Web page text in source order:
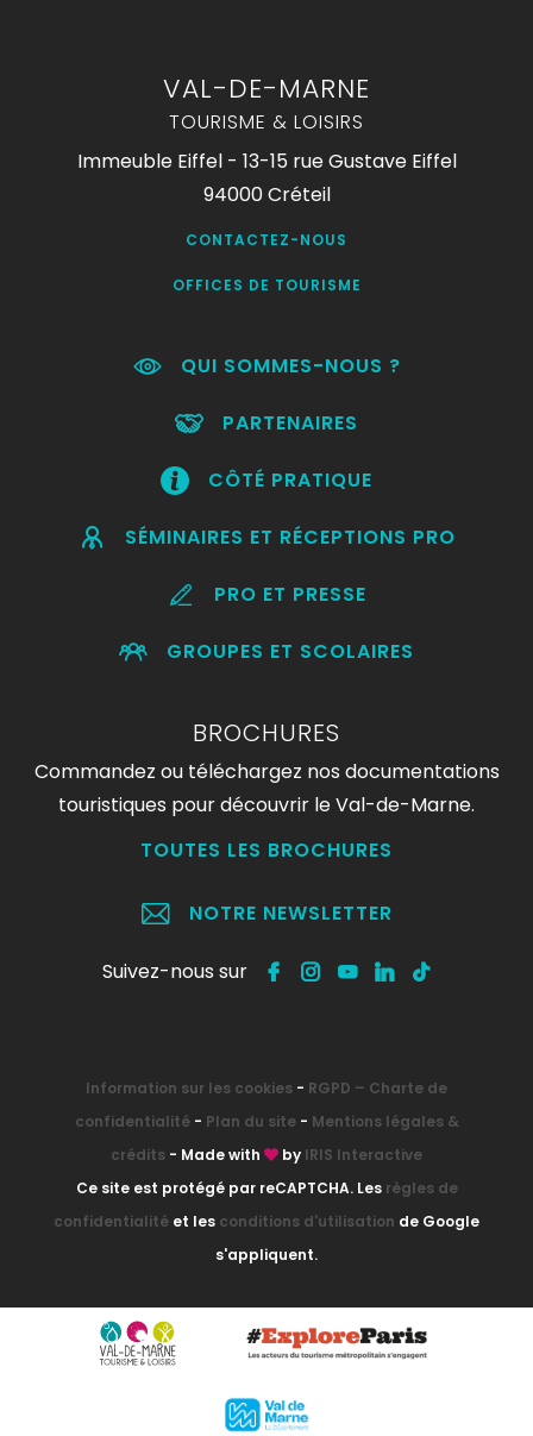
VAL-DE-MARNE
TOURISME & LOISIRS
Immeuble Eiffel - 13-15 rue Gustave Eiffel
94000 Créteil
CONTACTEZ-NOUS
OFFICES DE TOURISME
QUI SOMMES-NOUS ?
PARTENAIRES
CÔTÉ PRATIQUE
SÉMINAIRES ET RÉCEPTIONS PRO
PRO ET PRESSE
GROUPES ET SCOLAIRES
BROCHURES
Commandez ou téléchargez nos documentations
touristiques pour découvrir le Val-de-Marne.
TOUTES LES BROCHURES
NOTRE NEWSLETTER
Suivez-nous sur
Information sur les cookies - RGPD – Charte de
confidentialité- Plan du site- Mentions légales &
crédits - Made with by IRIS Interactive
Ce site est protégé par reCAPTCHA. Les règles de
confidentialité et les conditions d'utilisation de Google
s'appliquent.